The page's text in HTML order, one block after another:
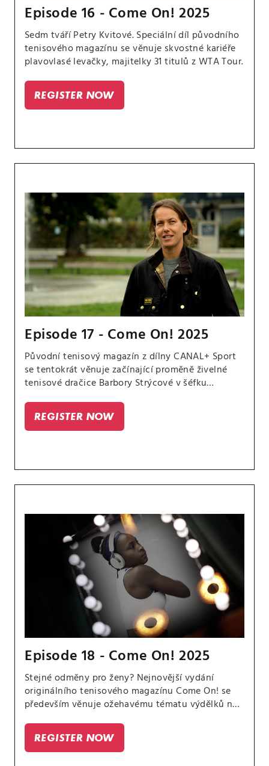
Episode 16 - Come On! 2025
Sedm tváří Petry Kvitové. Speciální díl původního
tenisového magazínu se věnuje skvostné kariéře
plavovlasé levačky, majitelky 31 titulů z WTA Tour.
REGISTER NOW
Episode 17 - Come On! 2025
Původní tenisový magazín z dílny CANAL+ Sport
se tentokrát věnuje začínající proměně živelné
tenisové dračice Barbory Strýcové v šéfku
A všímá si, které hvězdy se jako první
kvalifikovaly na pompézní slavnosti WTA Finals,
při níž se v Rijádu utká osm nejlepších dam a osm
REGISTER NOW
Episode 18 - Come On! 2025
Stejné odměny pro ženy? Nejnovější vydání
originálního tenisového magazínu Come On! se
především věnuje ožehavému tématu výdělků na
i muži dostávaly stejné honoráře, třebaže pánové
leckdy hrají delší zápasy a přitahují větší
pozornost fanoušků i sponzorů?.
REGISTER NOW